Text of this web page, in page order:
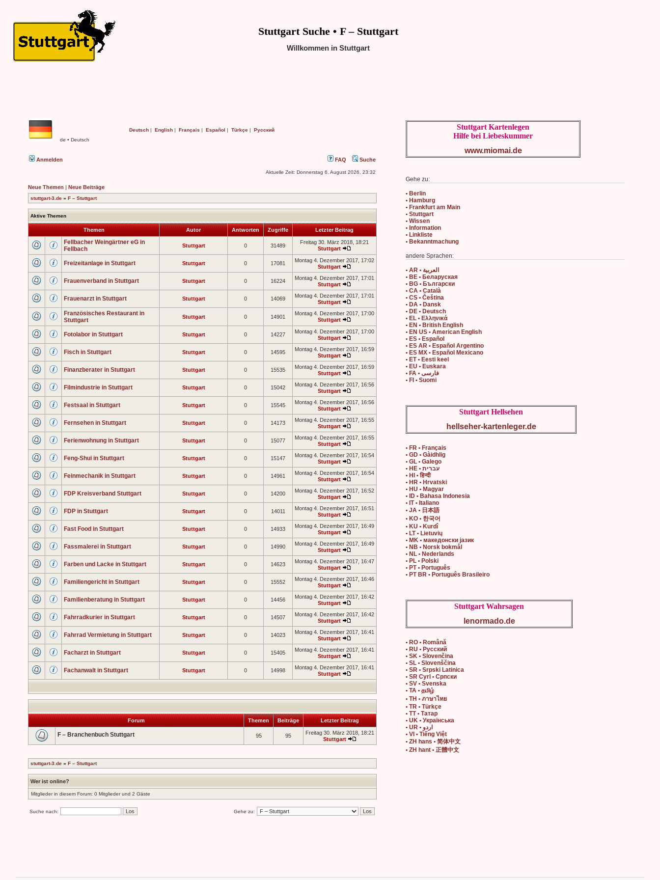
Stuttgart Suche • F – Stuttgart
Willkommen in Stuttgart
de • Deutsch
Deutsch | English | Français | Español | Türkçe | Русский
Anmelden FAQ Suche
Aktuelle Zeit: Donnerstag 6. August 2026, 23:32
Neue Themen | Neue Beiträge
stuttgart-3.de » F – Stuttgart
Aktive Themen
Themen Autor Antworten Zugriffe Letzter Beitrag
Fellbacher Weingärtner eG in
Fellbach
Stuttgart 0 31489
Freitag 30. März 2018, 18:21
Stuttgart
Freizeitanlage in Stuttgart Stuttgart 0 17081
Montag 4. Dezember 2017, 17:02
Stuttgart
Frauenverband in Stuttgart Stuttgart 0 16224
Montag 4. Dezember 2017, 17:01
Stuttgart
Frauenarzt in Stuttgart Stuttgart 0 14069
Montag 4. Dezember 2017, 17:01
Stuttgart
Französisches Restaurant in
Stuttgart
Stuttgart 0 14901
Montag 4. Dezember 2017, 17:00
Stuttgart
Fotolabor in Stuttgart Stuttgart 0 14227
Montag 4. Dezember 2017, 17:00
Stuttgart
Fisch in Stuttgart Stuttgart 0 14595
Montag 4. Dezember 2017, 16:59
Stuttgart
Finanzberater in Stuttgart Stuttgart 0 15535
Montag 4. Dezember 2017, 16:59
Stuttgart
Filmindustrie in Stuttgart Stuttgart 0 15042
Montag 4. Dezember 2017, 16:56
Stuttgart
Festsaal in Stuttgart Stuttgart 0 15545
Montag 4. Dezember 2017, 16:56
Stuttgart
Fernsehen in Stuttgart Stuttgart 0 14173
Montag 4. Dezember 2017, 16:55
Stuttgart
Ferienwohnung in Stuttgart Stuttgart 0 15077
Montag 4. Dezember 2017, 16:55
Stuttgart
Feng-Shui in Stuttgart Stuttgart 0 15147
Montag 4. Dezember 2017, 16:54
Stuttgart
Feinmechanik in Stuttgart Stuttgart 0 14961
Montag 4. Dezember 2017, 16:54
Stuttgart
FDP Kreisverband Stuttgart Stuttgart 0 14200
Montag 4. Dezember 2017, 16:52
Stuttgart
FDP in Stuttgart Stuttgart 0 14011
Montag 4. Dezember 2017, 16:51
Stuttgart
Fast Food in Stuttgart Stuttgart 0 14933
Montag 4. Dezember 2017, 16:49
Stuttgart
Fassmalerei in Stuttgart Stuttgart 0 14990
Montag 4. Dezember 2017, 16:49
Stuttgart
Farben und Lacke in Stuttgart Stuttgart 0 14623
Montag 4. Dezember 2017, 16:47
Stuttgart
Familiengericht in Stuttgart Stuttgart 0 15552
Montag 4. Dezember 2017, 16:46
Stuttgart
Familienberatung in Stuttgart Stuttgart 0 14456
Montag 4. Dezember 2017, 16:42
Stuttgart
Fahrradkurier in Stuttgart Stuttgart 0 14507
Montag 4. Dezember 2017, 16:42
Stuttgart
Fahrrad Vermietung in Stuttgart Stuttgart 0 14023
Montag 4. Dezember 2017, 16:41
Stuttgart
Facharzt in Stuttgart Stuttgart 0 15405
Montag 4. Dezember 2017, 16:41
Stuttgart
Fachanwalt in Stuttgart Stuttgart 0 14998
Montag 4. Dezember 2017, 16:41
Stuttgart
Forum Themen Beiträge Letzter Beitrag
F – Branchenbuch Stuttgart 95 95
Freitag 30. März 2018, 18:21
Stuttgart
stuttgart-3.de » F – Stuttgart
Wer ist online?
Mitglieder in diesem Forum: 0 Mitglieder und 2 Gäste
Suche nach: Gehe zu:
Stuttgart Kartenlegen
Hilfe bei Liebeskummer
www.miomai.de
Gehe zu:
• Berlin
• Hamburg
• Frankfurt am Main
• Stuttgart
• Wissen
• Information
• Linkliste
• Bekanntmachung
andere Sprachen:
• AR • العربية
• BE • Беларуская
• BG • Български
• CA • Català
• CS • Čeština
• DA • Dansk
• DE • Deutsch
• EL • Ελληνικά
• EN • British English
• EN US • American English
• ES • Español
• ES AR • Español Argentino
• ES MX • Español Mexicano
• ET • Eesti keel
• EU • Euskara
• FA • فارسی
• FI • Suomi
Stuttgart Hellsehen
hellseher-kartenleger.de
• FR • Français
• GD • Gàidhlig
• GL • Galego
• HE • עברית
• HI • हिन्दी
• HR • Hrvatski
• HU • Magyar
• ID • Bahasa Indonesia
• IT • Italiano
• JA • 日本語
• KO • 한국어
• KU • Kurdî
• LT • Lietuvių
• MK • македонски јазик
• NB • Norsk bokmål
• NL • Nederlands
• PL • Polski
• PT • Português
• PT BR • Português Brasileiro
Stuttgart Wahrsagen
lenormado.de
• RO • Română
• RU • Русский
• SK • Slovenčina
• SL • Slovenščina
• SR • Srpski Latinica
• SR Cyrl • Српски
• SV • Svenska
• TA • தமிழ்
• TH • ภาษาไทย
• TR • Türkçe
• TT • Татар
• UK • Українська
• UR • اردو
• VI • Tiếng Việt
• ZH hans • 简体中文
• ZH hant • 正體中文